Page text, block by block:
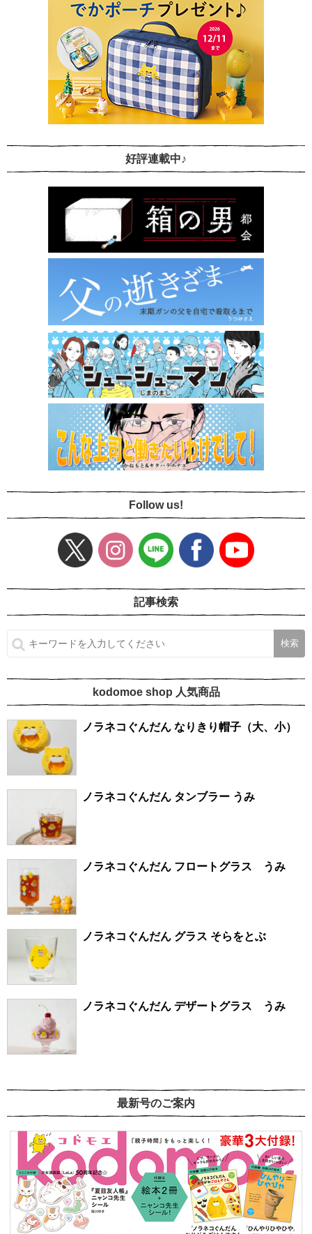
好評連載中♪
Follow us!
記事検索
kodomoe shop 人気商品
ノラネコぐんだん なりきり帽子（大、小）
ノラネコぐんだん タンブラー うみ
ノラネコぐんだん フロートグラス うみ
ノラネコぐんだん グラス そらをとぶ
ノラネコぐんだん デザートグラス うみ
最新号のご案内